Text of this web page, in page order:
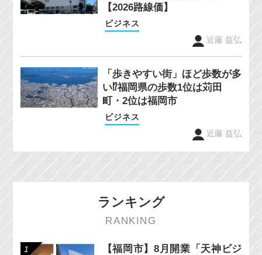
【2026路線価】
ビジネス
近藤 益弘
「歩きやすい街」ほど歩数が多
い⁉福岡県の歩数1位は苅田
町・2位は福岡市
ビジネス
近藤 益弘
ランキング
RANKING
【福岡市】8月開業「天神ビジ